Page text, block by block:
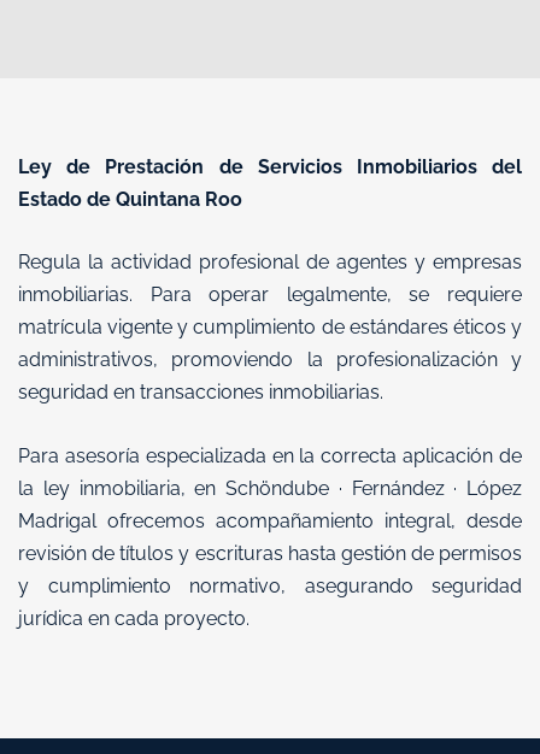
Ley de Prestación de Servicios Inmobiliarios del
Estado de Quintana Roo
Regula la actividad profesional de agentes y empresas
inmobiliarias. Para operar legalmente, se requiere
matrícula vigente y cumplimiento de estándares éticos y
administrativos, promoviendo la profesionalización y
seguridad en transacciones inmobiliarias.
Para asesoría especializada en la correcta aplicación de
la ley inmobiliaria, en Schöndube · Fernández · López
Madrigal ofrecemos acompañamiento integral, desde
revisión de títulos y escrituras hasta gestión de permisos
y cumplimiento normativo, asegurando seguridad
jurídica en cada proyecto.